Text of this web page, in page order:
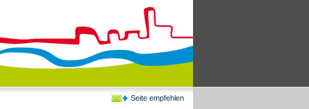
Seite empfehlen